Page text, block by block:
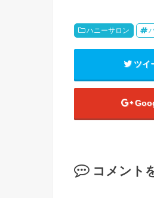
ハニーサロン
ツイ
コメント